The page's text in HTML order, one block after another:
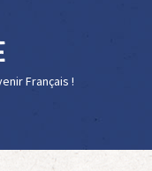
Français !